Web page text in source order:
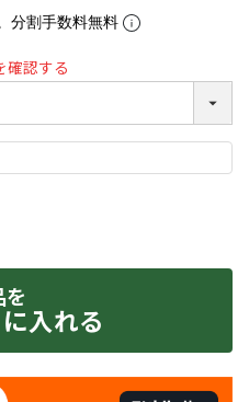
分割手数料無料
確認する
入れる